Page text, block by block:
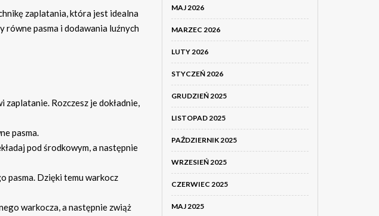
zaplatania, która jest idealna
równe pasma i dodawania luźnych
zaplatanie. Rozczesz je dokładnie,
pasma.
pod środkowym, a następnie
pasma. Dzięki temu warkocz
warkocza, a następnie zwiąż
MAJ 2026
MARZEC 2026
LUTY 2026
STYCZEŃ 2026
GRUDZIEŃ 2025
LISTOPAD 2025
PAŹDZIERNIK 2025
WRZESIEŃ 2025
CZERWIEC 2025
MAJ 2025